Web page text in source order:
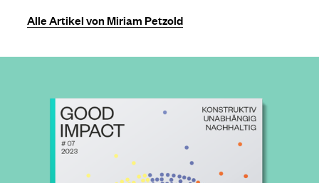
Alle Artikel von Miriam Petzold